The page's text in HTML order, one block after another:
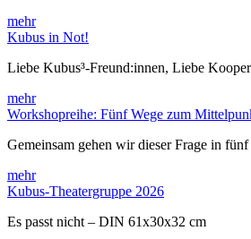
mehr
Kubus in Not!
Liebe Kubus³-Freund:innen, Liebe
mehr
Workshopreihe: Fünf Wege zum
Gemeinsam gehen wir dieser Frage in
mehr
Kubus-Theatergruppe 2026
Es passt nicht – DIN 61x30x32 cm